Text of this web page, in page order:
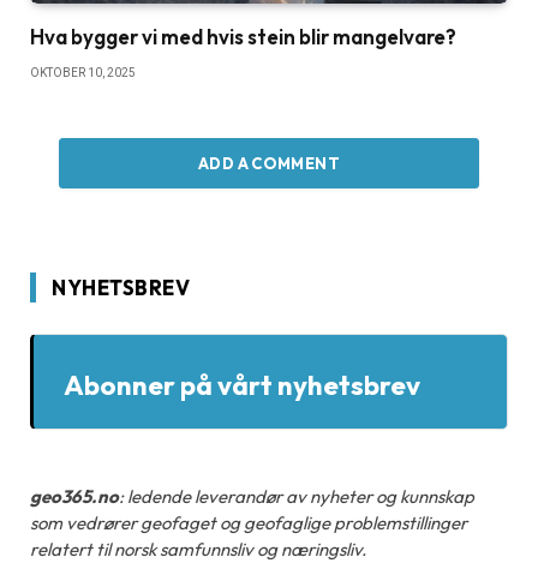
Hva bygger vi med hvis stein blir mangelvare?
OKTOBER 10, 2025
ADD A COMMENT
NYHETSBREV
Abonner på vårt nyhetsbrev
geo365.no: ledende leverandør av nyheter og kunnskap
som vedrører geofaget og geofaglige problemstillinger
relatert til norsk samfunnsliv og næringsliv.